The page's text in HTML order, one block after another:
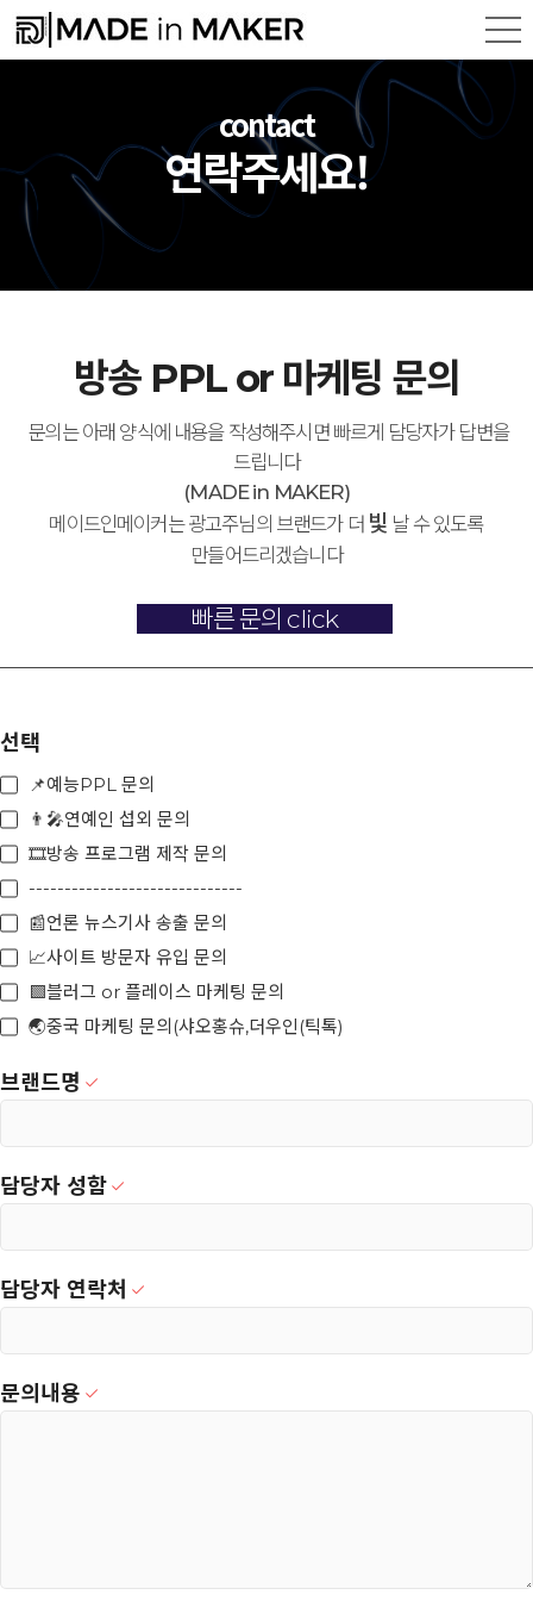
contact
연락주세요!
방송 PPL or 마케팅 문의
문의는 아래 양식에 내용을 작성해주시면 빠르게 담당자가 답변을
드립니다
(MADE in MAKER)
메이드인메이커는 광고주님의 브랜드가 더 빛 날 수 있도록
만들어드리겠습니다
빠른 문의 click
선택
📌예능PPL 문의
👨‍🎤연예인 섭외 문의
🎞️방송 프로그램 제작 문의
------------------------------
📰언론 뉴스기사 송출 문의
📈사이트 방문자 유입 문의
🟩블러그 or 플레이스 마케팅 문의
🌏중국 마케팅 문의(샤오홍슈,더우인(틱톡)
브랜드명
담당자 성함
담당자 연락처
문의내용